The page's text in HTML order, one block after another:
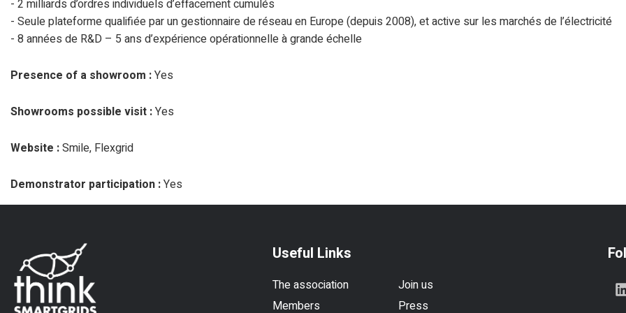
- 2 milliards d’ordres individuels d’effacement cumulés
- Seule plateforme qualifiée par un gestionnaire de réseau en Europe (depuis 2008), et active sur les marchés de l’électricité
- 8 années de R&D – 5 ans d’expérience opérationnelle à grande échelle
Presence of a showroom :Yes
Showrooms possible visit :Yes
Website :Smile, Flexgrid
Demonstrator participation :Yes
Useful Links
The association
Join us
Members
Press